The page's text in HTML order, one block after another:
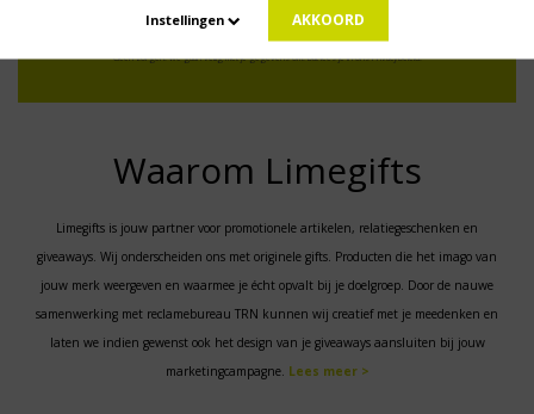
Geen zorgen: we gaan veilig met je gegevens om. Dat lees je in onsPrivacybeleid.
Waarom Limegifts
Limegifts is jouw partner voor promotionele artikelen, relatiegeschenken en
giveaways. Wij onderscheiden ons met originele gifts. Producten die het imago van
jouw merk weergeven en waarmee je écht opvalt bij je doelgroep. Door de nauwe
samenwerking met reclamebureau TRN kunnen wij creatief met je meedenken en
laten we indien gewenst ook het design van je giveaways aansluiten bij jouw
marketingcampagne. Lees meer >
Instellingen AKKOORD